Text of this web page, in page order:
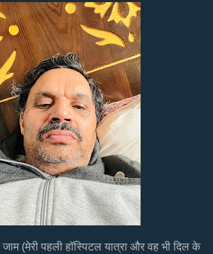
(मेरी पहली हॉस्पिटल यात्रा और वह भी दिल के